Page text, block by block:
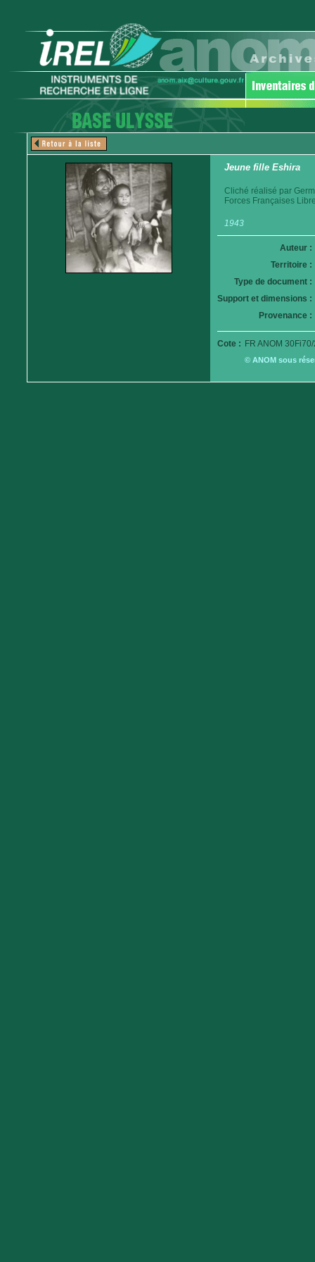
Jeune fille Eshira
Cliché réalisé par
Forces Françaises
1943
Auteur :
Territoire :
Type de document :
Support et dimensions :
Provenance :
Cote : FR ANOM
© ANOM sous